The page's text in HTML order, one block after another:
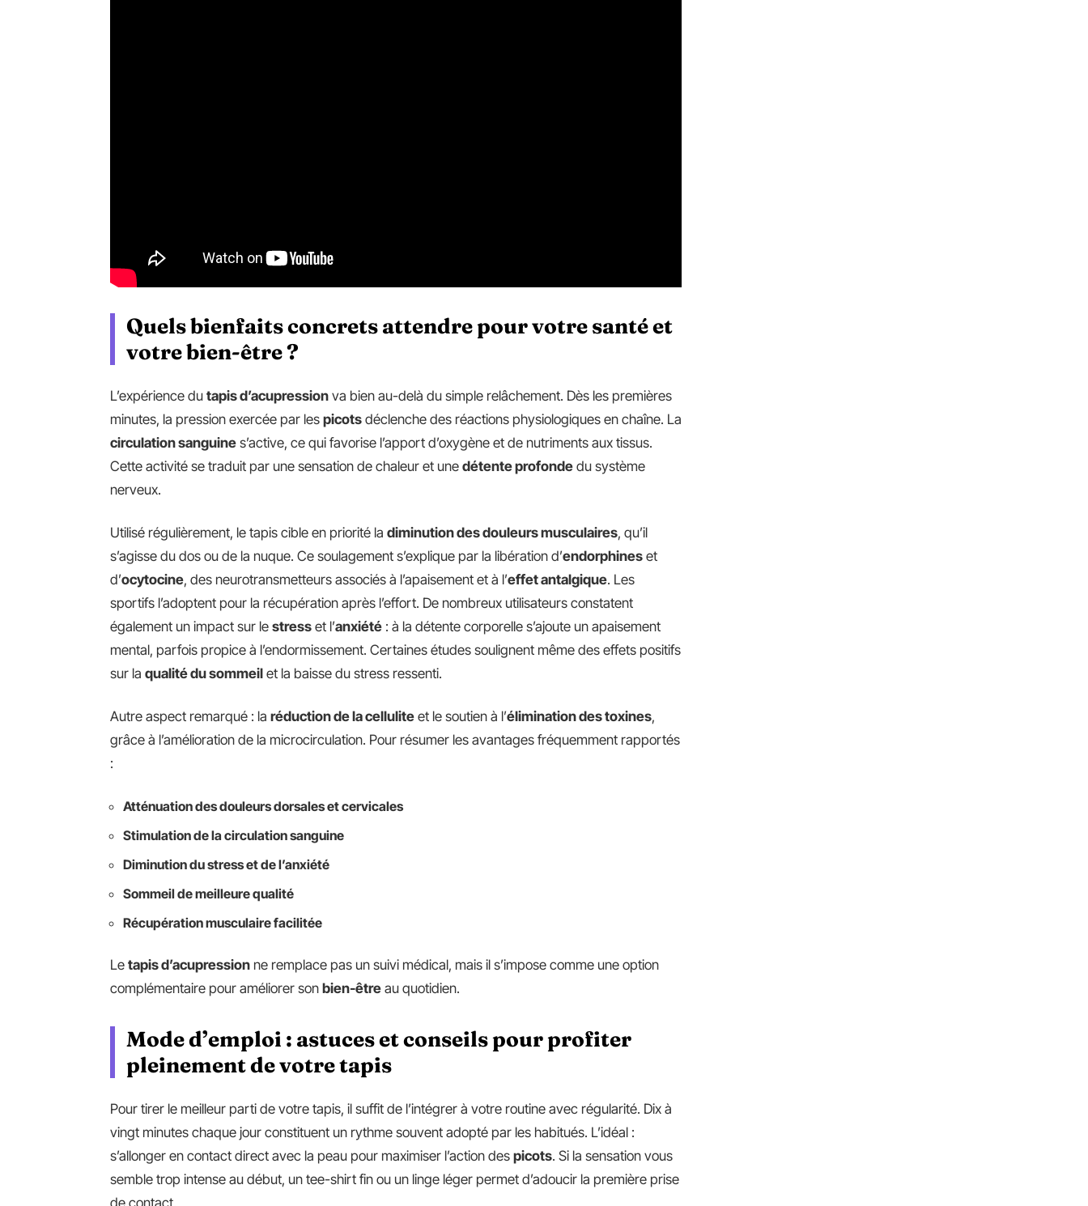
Quels bienfaits concrets attendre pour votre santé et
votre bien-être ?
L’expérience du tapis d’acupression va bien au-delà du simple relâchement. Dès les premières
minutes, la pression exercée par les picots déclenche des réactions physiologiques en chaîne. La
circulation sanguine s’active, ce qui favorise l’apport d’oxygène et de nutriments aux tissus.
Cette activité se traduit par une sensation de chaleur et une détente profonde du système
nerveux.
Utilisé régulièrement, le tapis cible en priorité la diminution des douleurs musculaires, qu’il
s’agisse du dos ou de la nuque. Ce soulagement s’explique par la libération d’endorphines et
d’ocytocine, des neurotransmetteurs associés à l’apaisement et à l’effet antalgique. Les
sportifs l’adoptent pour la récupération après l’effort. De nombreux utilisateurs constatent
également un impact sur le stress et l’anxiété : à la détente corporelle s’ajoute un apaisement
mental, parfois propice à l’endormissement. Certaines études soulignent même des effets positifs
sur la qualité du sommeil et la baisse du stress ressenti.
Autre aspect remarqué : la réduction de la cellulite et le soutien à l’élimination des toxines,
grâce à l’amélioration de la microcirculation. Pour résumer les avantages fréquemment rapportés
:
Atténuation des douleurs dorsales et cervicales
Stimulation de la circulation sanguine
Diminution du stress et de l’anxiété
Sommeil de meilleure qualité
Récupération musculaire facilitée
Le tapis d’acupression ne remplace pas un suivi médical, mais il s’impose comme une option
complémentaire pour améliorer son bien-être au quotidien.
Mode d’emploi : astuces et conseils pour profiter
pleinement de votre tapis
Pour tirer le meilleur parti de votre tapis, il suffit de l’intégrer à votre routine avec régularité. Dix à
vingt minutes chaque jour constituent un rythme souvent adopté par les habitués. L’idéal :
s’allonger en contact direct avec la peau pour maximiser l’action des picots. Si la sensation vous
semble trop intense au début, un tee-shirt fin ou un linge léger permet d’adoucir la première prise